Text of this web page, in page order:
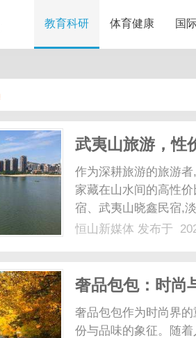
教育科研 体育健康 国
武夷山旅游，性
浩轩客栈，晓鑫
作为深耕旅游的旅游
家藏在山水间的高性
宿、武夷山晓鑫民宿,
费,完美戳中游客“住得
恒山新媒体 发布于
奢品包包：时尚
奢品包包作为时尚界
份与品味的象征。随